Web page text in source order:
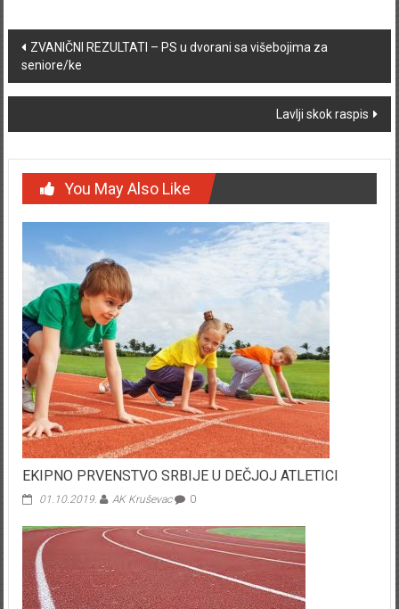
Post navigation
ZVANIČNI REZULTATI – PS u dvorani sa višebojima za
seniore/ke
Lavlji skok raspis
You May Also Like
EKIPNO PRVENSTVO SRBIJE U DEČJOJ ATLETICI
01.10.2019. AK Kruševac 0